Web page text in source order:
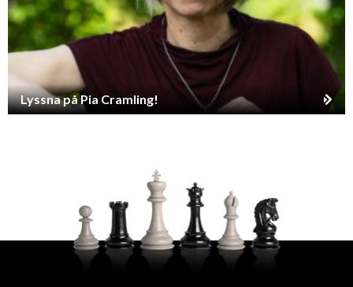
Lyssna på Pia Cramling!